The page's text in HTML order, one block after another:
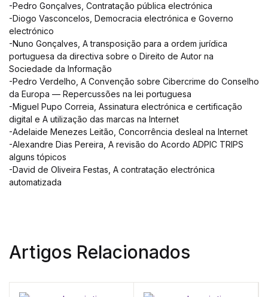
-Pedro Gonçalves, Contratação pública electrónica
-Diogo Vasconcelos, Democracia electrónica e Governo
electrónico
-Nuno Gonçalves, A transposição para a ordem jurídica
portuguesa da directiva sobre o Direito de Autor na
Sociedade da Informação
-Pedro Verdelho, A Convenção sobre Cibercrime do Conselho
da Europa — Repercussões na lei portuguesa
-Miguel Pupo Correia, Assinatura electrónica e certificação
digital e A utilização das marcas na Internet
-Adelaide Menezes Leitão, Concorrência desleal na Internet
-Alexandre Dias Pereira, A revisão do Acordo ADPIC TRIPS
alguns tópicos
-David de Oliveira Festas, A contratação electrónica
automatizada
Artigos Relacionados